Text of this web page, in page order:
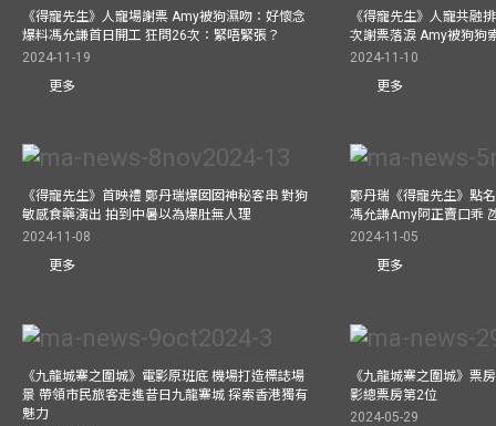
《得寵先生》人寵場謝票 Amy被狗濕吻：好懷念
爆料馮允謙首日開工 狂問26次：緊唔緊張？
2024-11-19
更多
《得寵先生》人寵共融
次謝票落淚 Amy被狗狗
2024-11-10
更多
《得寵先生》首映禮 鄭丹瑞爆囡囡神秘客串 對狗
敏感食藥演出 拍到中暑以為爆肚無人理
2024-11-08
更多
鄭丹瑞《得寵先生》點
馮允謙Amy阿正賣口乖
2024-11-05
更多
《九龍城寨之圍城》電影原班底 機場打造標誌場
景 帶領市民旅客走進昔日九龍寨城 探索香港獨有
魅力
《九龍城寨之圍城》票
影總票房第2位
2024-05-29